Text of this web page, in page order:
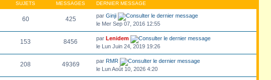
SUJETS MESSAGES DERNIER MESSAGE
60 425 par Ginji
le Mer Sep 07, 2016 12:55
153 8456 par Lenidem
le Lun Juin 24, 2019 19:26
208 49369 par RMR
le Lun Août 10, 2026 4:20